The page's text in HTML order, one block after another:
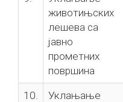
животињских
лешева са
јавно
прометних
површина
10.
Уклањање